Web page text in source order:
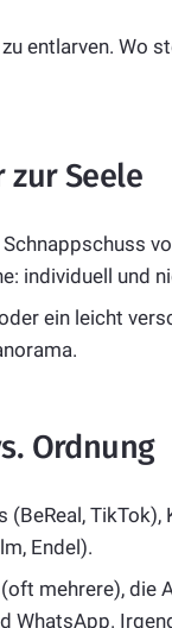
entlarven. Wo
zur Seele
individuell und
ein leicht
Ordnung
TikTok),
Endel).
mehrere), die
WhatsApp.